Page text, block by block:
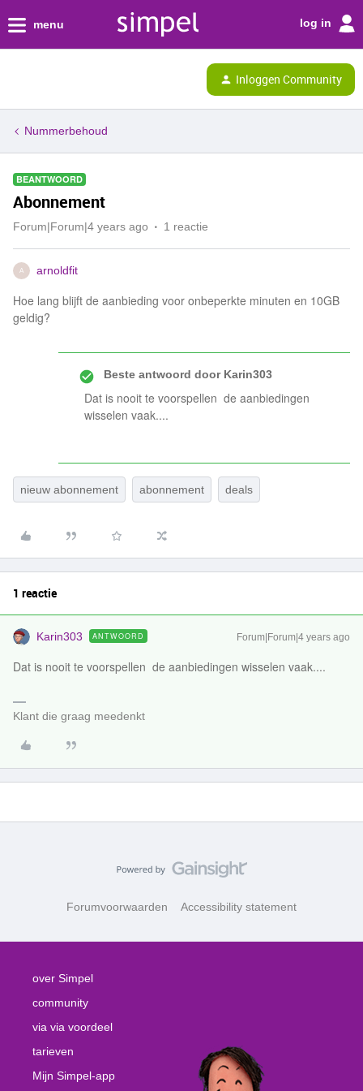
menu log in
Inloggen Community
Nummerbehoud
BEANTWOORD
Abonnement
Forum|Forum|4 years ago 1 reactie
A arnoldfit
Hoe lang blijft de aanbieding voor onbeperkte minuten en 10GB
geldig?
Beste antwoord doorKarin303
Dat is nooit te voorspellen de aanbiedingen
wisselen vaak....
nieuw abonnement abonnement deals
1 reactie
Karin303 ANTWOORD Forum|Forum|4 years ago
Dat is nooit te voorspellen de aanbiedingen wisselen vaak....
Klant die graag meedenkt
Forumvoorwaarden Accessibility statement
over Simpel
community
via via voordeel
tarieven
Mijn Simpel-app